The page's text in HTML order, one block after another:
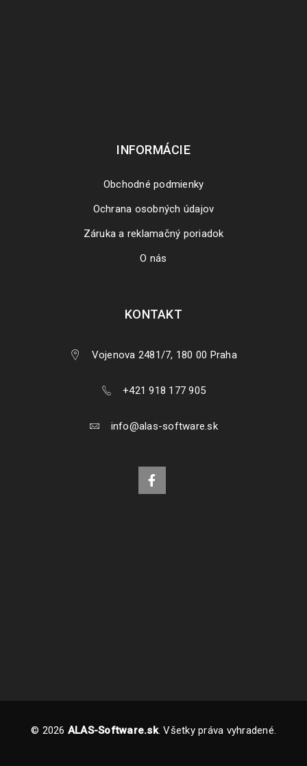
INFORMÁCIE
Obchodné podmienky
Ochrana osobných údajov
Záruka a reklamačný poriadok
O nás
KONTAKT
Vojenova 2481/7, 180 00 Praha
+421 918 177 905
info@alas-software.sk
© 2026 ALAS-Software.sk. Všetky práva vyhradené.